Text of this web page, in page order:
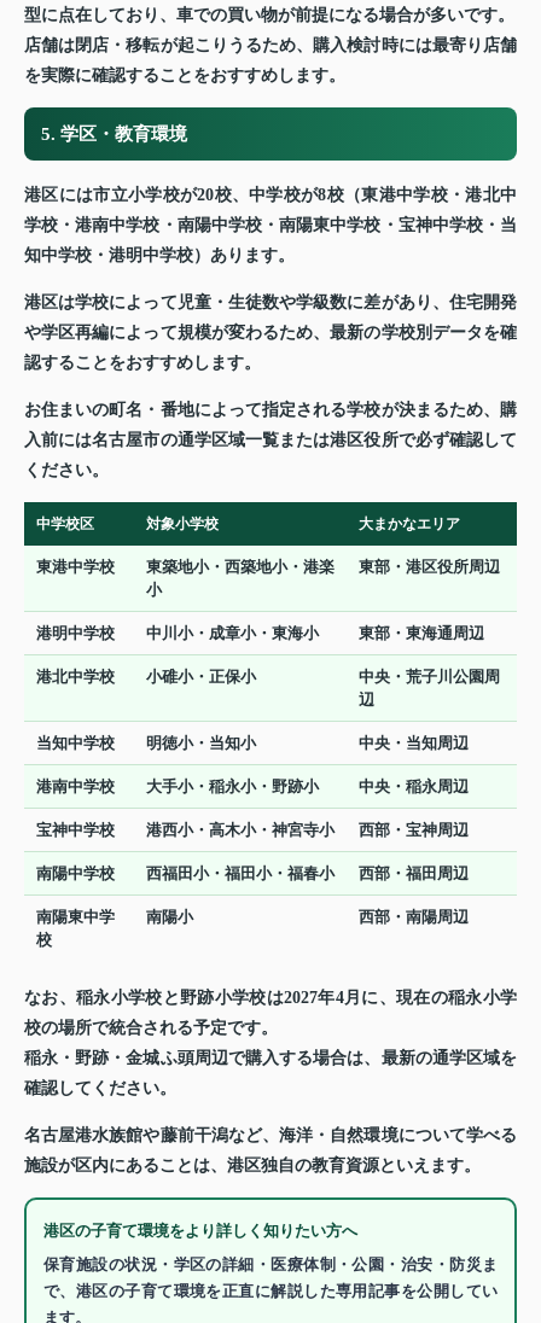
型に点在しており、車での買い物が前提になる場合が多いです。
店舗は閉店・移転が起こりうるため、購入検討時には最寄り店舗
を実際に確認することをおすすめします。
5. 学区・教育環境
港区には市立小学校が20校、中学校が8校（東港中学校・港北中
学校・港南中学校・南陽中学校・南陽東中学校・宝神中学校・当
知中学校・港明中学校）あります。
港区は学校によって児童・生徒数や学級数に差があり、住宅開発
や学区再編によって規模が変わるため、最新の学校別データを確
認することをおすすめします。
お住まいの町名・番地によって指定される学校が決まるため、購
入前には名古屋市の通学区域一覧または港区役所で必ず確認して
ください。
中学校区 対象小学校 大まかなエリア
東港中学校
東築地小・西築地小・港楽
小
東部・港区役所周辺
港明中学校 中川小・成章小・東海小 東部・東海通周辺
港北中学校 小碓小・正保小
中央・荒子川公園周
辺
当知中学校 明徳小・当知小 中央・当知周辺
港南中学校 大手小・稲永小・野跡小 中央・稲永周辺
宝神中学校 港西小・高木小・神宮寺小 西部・宝神周辺
南陽中学校 西福田小・福田小・福春小 西部・福田周辺
南陽東中学
校
南陽小 西部・南陽周辺
なお、稲永小学校と野跡小学校は2027年4月に、現在の稲永小学
校の場所で統合される予定です。
稲永・野跡・金城ふ頭周辺で購入する場合は、最新の通学区域を
確認してください。
名古屋港水族館や藤前干潟など、海洋・自然環境について学べる
施設が区内にあることは、港区独自の教育資源といえます。
港区の子育て環境をより詳しく知りたい方へ
保育施設の状況・学区の詳細・医療体制・公園・治安・防災ま
で、港区の子育て環境を正直に解説した専用記事を公開してい
ます。